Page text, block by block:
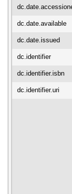
dc.date.available
dc.date.issued
dc.identifier
dc.identifier.isbn
dc.identifier.uri